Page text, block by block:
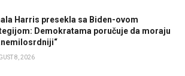
Harris presekla sa Biden-ovom
Demokratama poručuje da moraju
8, 2026